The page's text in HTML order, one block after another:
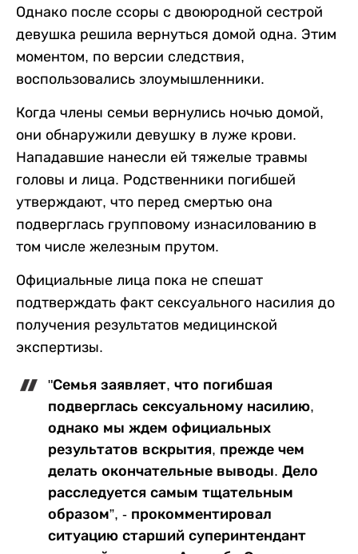
Однако после ссоры с двоюродной сестрой
девушка решила вернуться домой одна. Этим
моментом, по версии следствия,
воспользовались злоумышленники.
Когда члены семьи вернулись ночью домой,
они обнаружили девушку в луже крови.
Нападавшие нанесли ей тяжелые травмы
головы и лица. Родственники погибшей
утверждают, что перед смертью она
подверглась групповому изнасилованию в
том числе железным прутом.
Официальные лица пока не спешат
подтверждать факт сексуального насилия до
получения результатов медицинской
экспертизы.
"Семья заявляет, что погибшая
подверглась сексуальному насилию,
однако мы ждем официальных
результатов вскрытия, прежде чем
делать окончательные выводы. Дело
расследуется самым тщательным
образом”, - прокомментировал
ситуацию старший суперинтендант